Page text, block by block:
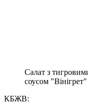
Салат з
соусом "Вінігрет"
КБЖВ: